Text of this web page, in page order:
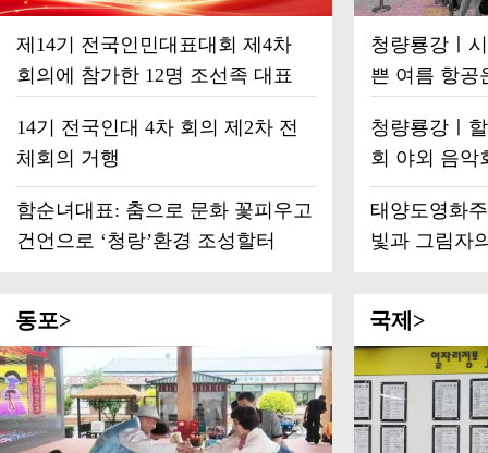
제14기 전국인민대표대회 제4차
회의에 참가한 12명 조선족 대표
14기 전국인대 4차 회의 제2차 전
체회의 거행
함순녀대표: 춤으로 문화 꽃피우고
건언으로 ‘청랑’환경 조성할터
청량룡강ㅣ
쁜 여름 항공
청량룡강ㅣ
회 야외 음악
펼쳐
태양도영화
빛과 그림자
동포> 국제>